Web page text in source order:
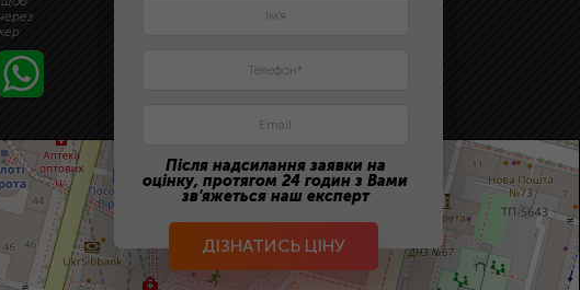
Після надсилання заявки на
оцінку, протягом 24 годин з Вами
зв'яжеться наш експерт
ДІЗНАТИСЬ ЦІНУ